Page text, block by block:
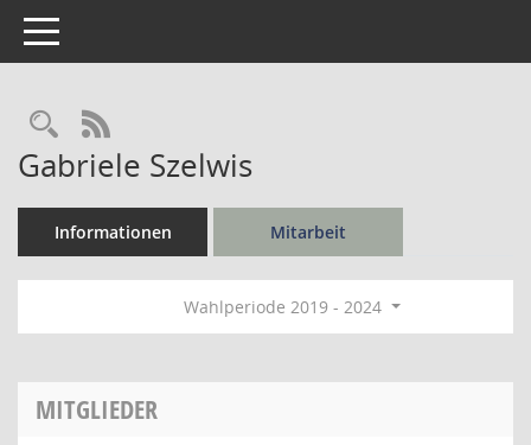
Toggle navigation
Rechercheauswahl
RSS-Feed
Gabriele Szelwis
Informationen Mitarbeit
Wahlperiode 2019 - 2024
MITGLIEDER